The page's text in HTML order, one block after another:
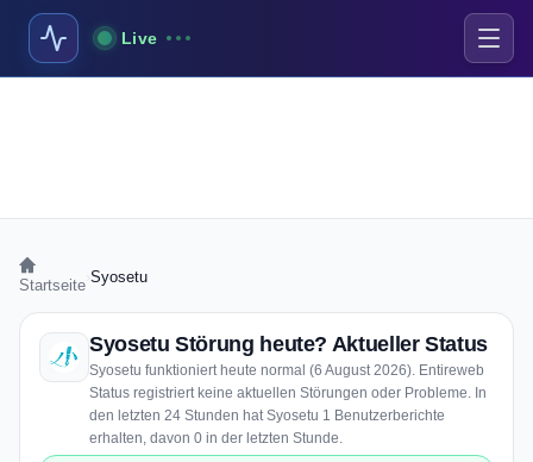
Live
Startseite Syosetu
Syosetu Störung heute? Aktueller Status
Syosetu funktioniert heute normal (6 August 2026). Entireweb
Status registriert keine aktuellen Störungen oder Probleme. In
den letzten 24 Stunden hat Syosetu 1 Benutzerberichte
erhalten, davon 0 in der letzten Stunde.